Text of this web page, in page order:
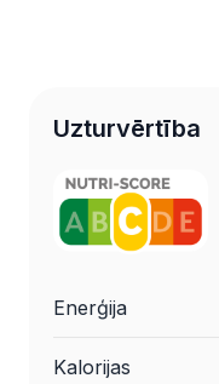
Uzturvērtība
Enerģija
Kalorijas